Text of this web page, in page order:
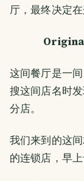
厅，最终决定在
这间餐厅是一
搜这间店名时
分店。
我们来到的这
的连锁店，早